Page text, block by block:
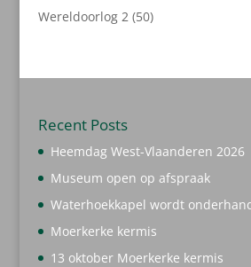
producten
Wereldoorlog 2 5050
Recent Posts
Heemdag West-Vlaanderen 2026
Museum open op afspraak
Waterhoekkapel wordt
Moerkerke kermis
13 oktober Moerkerke kermis